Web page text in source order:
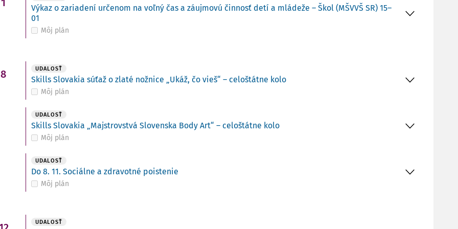
1
Výkaz o zariadení určenom na voľný čas a záujmovú činnosť detí a mládeže – Škol (MŠVVŠ SR) 15–
01
Môj plán
8 UDALOSŤ
Skills Slovakia súťaž o zlaté nožnice „Ukáž, čo vieš“ – celoštátne kolo
Môj plán
UDALOSŤ
Skills Slovakia „Majstrovstvá Slovenska Body Art“ – celoštátne kolo
Môj plán
UDALOSŤ
Do 8. 11. Sociálne a zdravotné poistenie
Môj plán
UDALOSŤ